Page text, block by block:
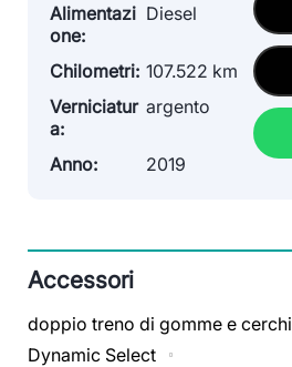
Alimentazi
one:
Diesel
Chilometri: 107.522 km
Verniciatur
a:
argento
Anno: 2019
Accessori
doppio treno di gomme e cerchi
Dynamic Select